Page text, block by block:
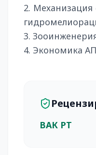
2. Механизация
3.
4. Экономика
ВАК РТ